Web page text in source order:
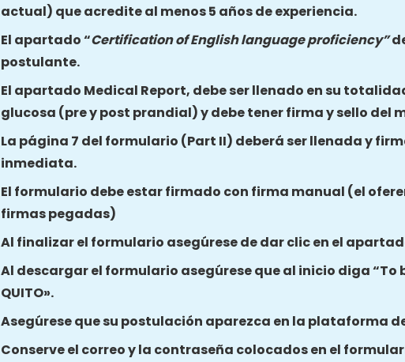
actual) que acredite al menos 5 años de experiencia.
El apartado “Certification of English language proficiency”
postulante.
El apartado Medical Report, debe ser llenado en su
glucosa (pre y post prandial) y debe tener firma y sello del
La página 7 del formulario (Part II) deberá ser llenada y
inmediata.
El formulario debe estar firmado con firma manual (el
firmas pegadas)
Al finalizar el formulario asegúrese de dar clic en el
Al descargar el formulario asegúrese que al inicio diga “To
QUITO».
Asegúrese que su postulación aparezca en la plataforma de
Conserve el correo y la contraseña colocados en el